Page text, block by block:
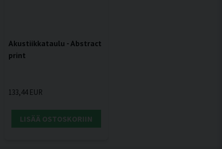
Akustiikkataulu - Abstract
print
133,44 EUR
LISÄÄ OSTOSKORIIN